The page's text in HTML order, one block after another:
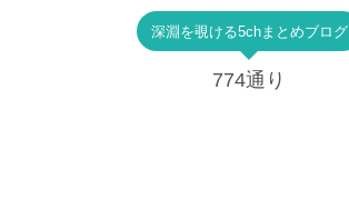
深淵を覗ける5chまとめブログ
774通り